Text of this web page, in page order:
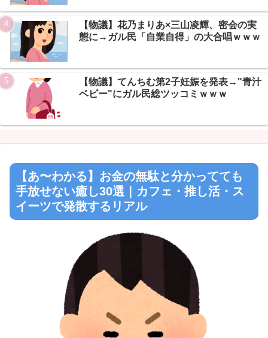
Powered by livedoor 相互RSS
【物議】花乃まりあ×三山凌輝、密会の実
態に→ガル民「自業自得」の大合唱ｗｗｗ
【物議】てんちむ第2子妊娠を発表→"青汁
ベビー"にガル民総ツッコミｗｗｗ
【あ〜わかる】お金の無駄と分かってても
手放せない癒し30選｜カフェ・推し活・ス
イーツで発散するリアル